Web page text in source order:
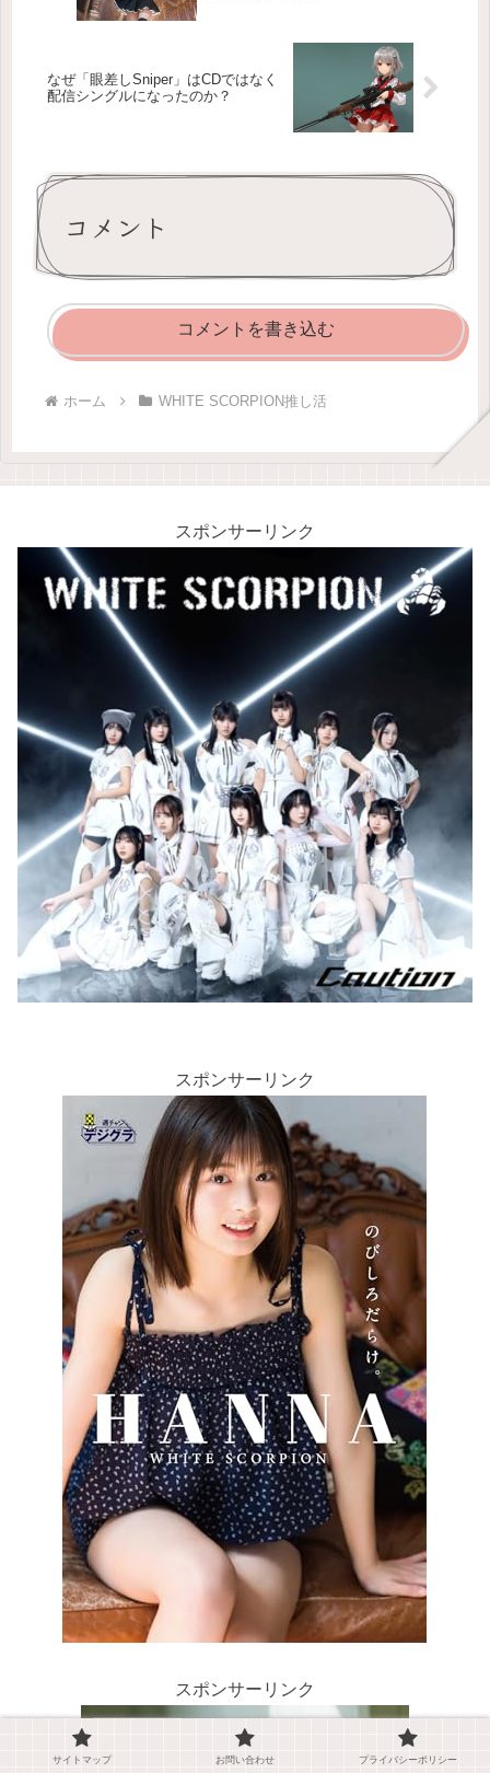
なぜ「眼差しSniper」はCDではなく
配信シングルになったのか？
コメント
コメントを書き込む
ホーム WHITE SCORPION推し活
スポンサーリンク
スポンサーリンク
スポンサーリンク
サイトマップ お問い合わせ プライバシーポリシー